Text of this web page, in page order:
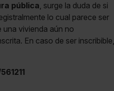
pública, surge la duda de si
lo cual parece ser
una vivienda aún no
En caso de ser inscribible,